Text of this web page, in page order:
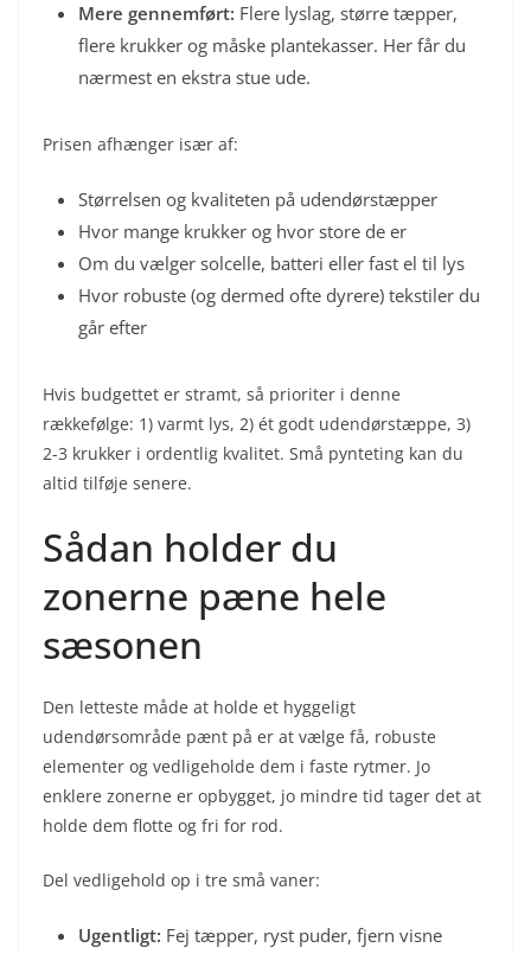
Mere gennemført: Flere lyslag, større tæpper,
flere krukker og måske plantekasser. Her får du
nærmest en ekstra stue ude.
Prisen afhænger især af:
Størrelsen og kvaliteten på udendørstæpper
Hvor mange krukker og hvor store de er
Om du vælger solcelle, batteri eller fast el til lys
Hvor robuste (og dermed ofte dyrere) tekstiler du
går efter
Hvis budgettet er stramt, så prioriter i denne
rækkefølge: 1) varmt lys, 2) ét godt udendørstæppe, 3)
2-3 krukker i ordentlig kvalitet. Små pynteting kan du
altid tilføje senere.
Sådan holder du
zonerne pæne hele
sæsonen
Den letteste måde at holde et hyggeligt
udendørsområde pænt på er at vælge få, robuste
elementer og vedligeholde dem i faste rytmer. Jo
enklere zonerne er opbygget, jo mindre tid tager det at
holde dem flotte og fri for rod.
Del vedligehold op i tre små vaner:
Ugentligt: Fej tæpper, ryst puder, fjern visne